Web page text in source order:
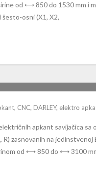
od ⟷ 850 do 1530 mm i
osni (X1, X2,
, CNC, DARLEY, elektro
apkant savijačica sa
zasnovanih na
od ⟷ 850 do ⟷ 3100